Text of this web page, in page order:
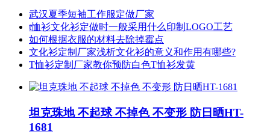
武汉夏季短袖工作服定做厂家
t恤衫文化衫定做时一般采用什么印制LOGO工艺
如何根据衣服的材料去除掉霉点
文化衫定制厂家浅析文化衫的意义和作用有哪些?
T恤衫定制厂家教你预防白色T恤衫发黄
坦克珠地 不起球 不掉色 不变形 防日晒HT-
1681